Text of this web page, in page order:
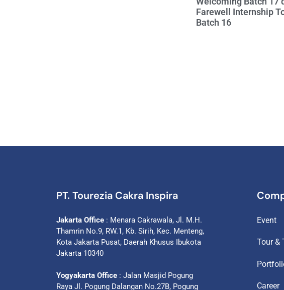
Farewell Internship
Batch 16
PT. Tourezia Cakra Inspira
Jakarta Office : Menara Cakrawala, Jl. M.H.
Thamrin No.9, RW.1, Kb. Sirih, Kec. Menteng,
Kota Jakarta Pusat, Daerah Khusus Ibukota
Jakarta 10340
Yogyakarta Office : Jalan Masjid Pogung
Raya Jl. Pogung Dalangan No.27B, Pogung
Event
Tour &
Career